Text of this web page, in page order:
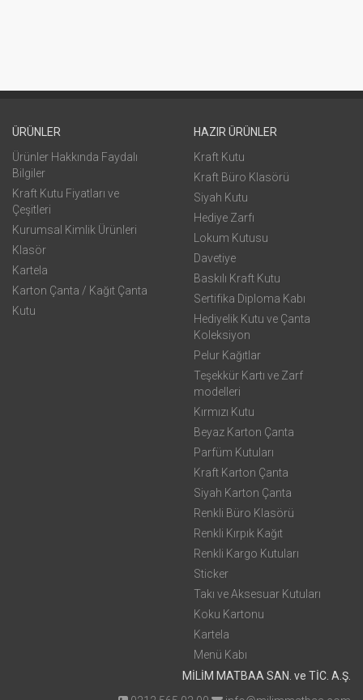
ÜRÜNLER
Ürünler Hakkında Faydalı
Bilgiler
Kraft Kutu Fiyatları ve
Çeşitleri
Kurumsal Kimlik Ürünleri
Klasör
Kartela
Karton Çanta / Kağıt Çanta
Kutu
HAZIR ÜRÜNLER
Kraft Kutu
Kraft Büro Klasörü
Siyah Kutu
Hediye Zarfı
Lokum Kutusu
Davetiye
Baskılı Kraft Kutu
Sertifika Diploma Kabı
Hediyelik Kutu ve Çanta
Koleksiyon
Pelur Kağıtlar
Teşekkür Kartı ve Zarf
modelleri
Kırmızı Kutu
Beyaz Karton Çanta
Parfüm Kutuları
Kraft Karton Çanta
Siyah Karton Çanta
Renkli Büro Klasörü
Renkli Kırpık Kağıt
Renkli Kargo Kutuları
Sticker
Takı ve Aksesuar Kutuları
Koku Kartonu
Kartela
Menü Kabı
MİLİM MATBAA SAN. ve TİC. A.Ş.